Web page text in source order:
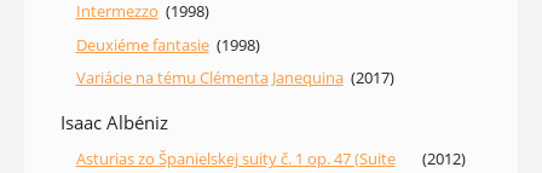
Intermezzo (1998)
Deuxiéme fantasie (1998)
Variácie na tému Clémenta Janequina (2017)
Isaac Albéniz
Asturias zo Španielskej suity č. 1 op. 47 (Suite
(2012)